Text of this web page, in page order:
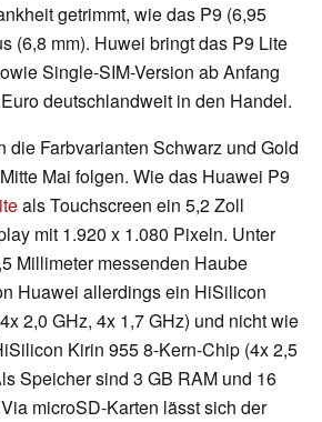
getrimmt, wie das P9 (6,95
(6,8 mm). Huwei bringt das P9 Lite
Single-SIM-Version ab Anfang
deutschlandweit in den Handel.
die Farbvarianten Schwarz und Gold
Mai folgen. Wie das Huawei P9
als Touchscreen ein 5,2 Zoll
mit 1.920 x 1.080 Pixeln. Unter
Millimeter messenden Haube
Huawei allerdings ein HiSilicon
2,0 GHz, 4x 1,7 GHz) und nicht wie
Kirin 955 8-Kern-Chip (4x 2,5
Speicher sind 3 GB RAM und 16
microSD-Karten lässt sich der